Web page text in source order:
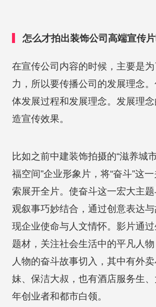
怎么才拍出装饰公司高端宣传片
在宣传公司内容的时候，主要是
力，所以要传播公司的发展理念
体发展过程和发展理念。发展理念
造宣传效果。
比如之前中建装饰拍摄的“滋养城
福空间”企业形象片，将“奋斗”这
索展开全片。使奋斗这一宏大主
观叙事巧妙结合，通过创意表达
现企业使命与人文情怀。影片通
题材，关注社会生活中的平凡人
人物的奋斗故事切入，其中有外
妹、保洁大叔，也有酒店服务生
年创业者和都市白领。